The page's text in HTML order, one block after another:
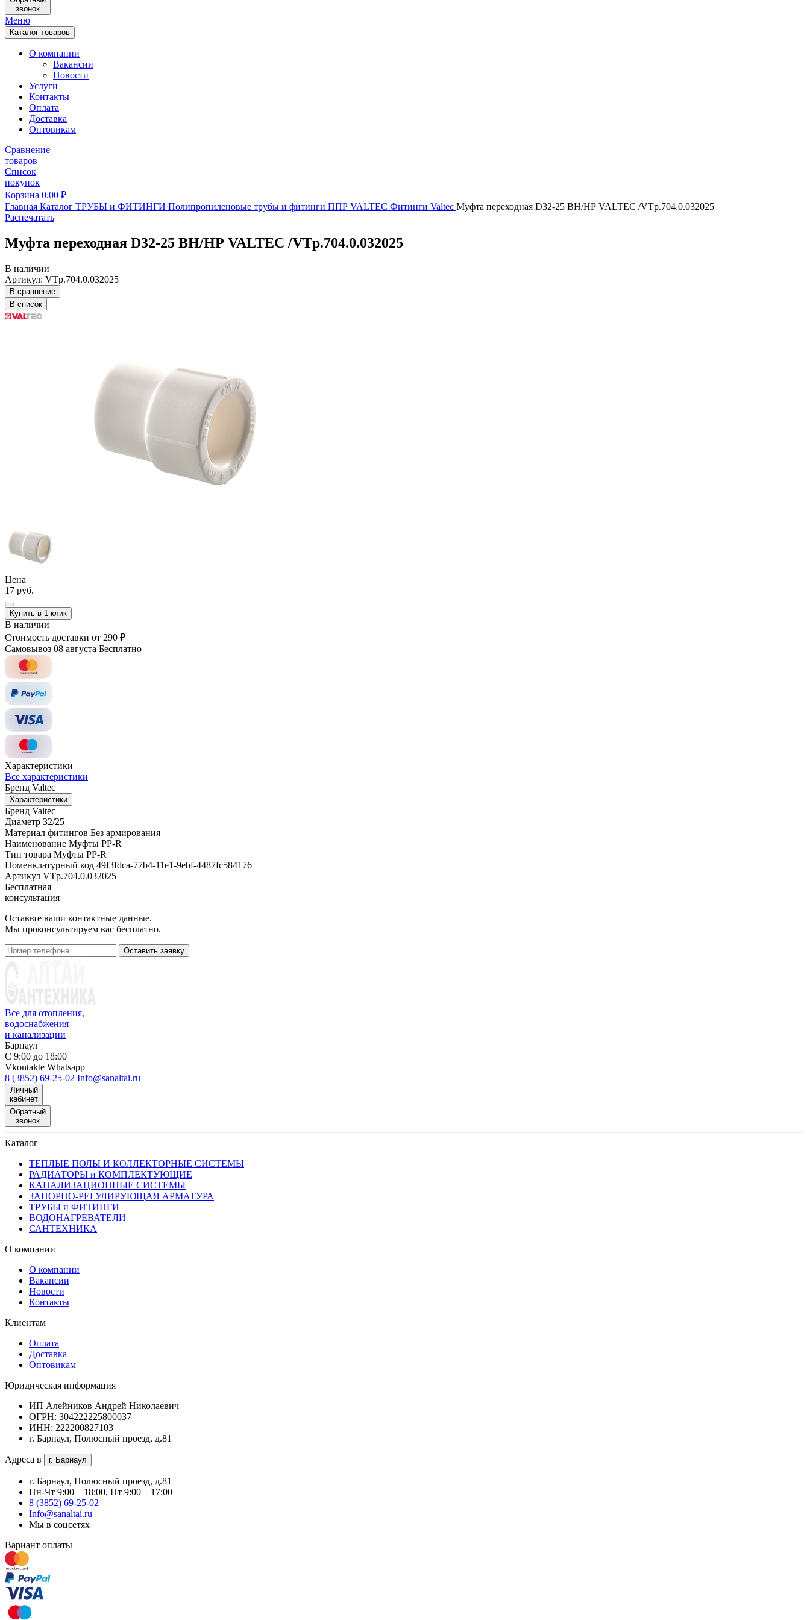
звонок
Меню
Каталог товаров
О компании
Вакансии
Новости
Услуги
Контакты
Оплата
Доставка
Оптовикам
Сравнение
товаров
Список
покупок
Корзина 0.00 ₽
Главная Каталог ТРУБЫ и ФИТИНГИ Полипропиленовые трубы и фитинги ППР VALTEC Фитинги Valtec Муфта переходная D32-25 ВН/НР VALTEC /VTp.704.0.032025
Распечатать
Муфта переходная D32-25 ВН/НР VALTEC /VTp.704.0.032025
В наличии
Артикул: VTp.704.0.032025
В сравнение
В список
Цена
17 руб.
Купить в 1 клик
В наличии
Стоимость доставки от 290 ₽
Самовывоз 08 августа Бесплатно
Характеристики
Все характеристики
Бренд Valtec
Характеристики
Бренд Valtec
Диаметр 32/25
Материал фитингов Без армирования
Наименование Муфты PP-R
Тип товара Муфты PP-R
Номенклатурный код 49f3fdca-77b4-11e1-9ebf-4487fc584176
Артикул VTp.704.0.032025
Бесплатная
консультация
Оставьте ваши контактные данные.
Мы проконсультируем вас бесплатно.
Оставить заявку
Все для отопления,
водоснабжения
и канализации
Барнаул
С 9:00 до 18:00
Vkontakte Whatsapp
8 (3852) 69-25-02 Info@sanaltai.ru
Личный
кабинет
Обратный
звонок
Каталог
ТЕПЛЫЕ ПОЛЫ И КОЛЛЕКТОРНЫЕ СИСТЕМЫ
РАДИАТОРЫ и КОМПЛЕКТУЮЩИЕ
КАНАЛИЗАЦИОННЫЕ СИСТЕМЫ
ЗАПОРНО-РЕГУЛИРУЮЩАЯ АРМАТУРА
ТРУБЫ и ФИТИНГИ
ВОДОНАГРЕВАТЕЛИ
САНТЕХНИКА
О компании
О компании
Вакансии
Новости
Контакты
Клиентам
Оплата
Доставка
Оптовикам
Юридическая информация
ИП Алейников Андрей Николаевич
ОГРН: 304222225800037
ИНН: 222200827103
г. Барнаул, Полюсный проезд, д.81
Адреса в г. Барнаул
г. Барнаул, Полюсный проезд, д.81
Пн-Чт 9:00—18:00, Пт 9:00—17:00
8 (3852) 69-25-02
Info@sanaltai.ru
Мы в соцсетях
Вариант оплаты